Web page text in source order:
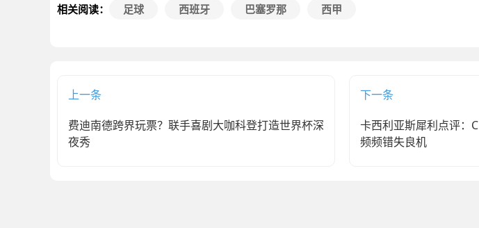
相关阅读： 足球 西班牙 巴塞罗那 西甲
上一条
费迪南德跨界玩票？联手喜剧大咖科登打造世界杯深
夜秀
下一条
卡西利亚斯犀利点评：
频频错失良机